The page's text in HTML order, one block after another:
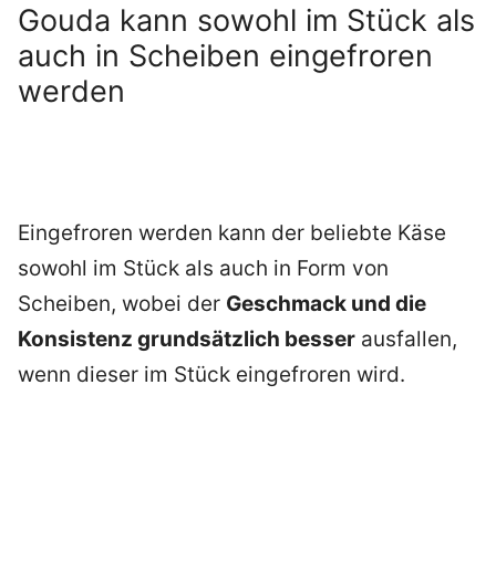
Gouda kann sowohl im Stück als
auch in Scheiben eingefroren
werden
Eingefroren werden kann der beliebte Käse
sowohl im Stück als auch in Form von
Scheiben, wobei der Geschmack und die
Konsistenz grundsätzlich besser ausfallen,
wenn dieser im Stück eingefroren wird.